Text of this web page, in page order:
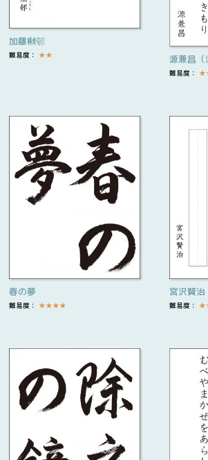
加藤楸邨
難易度： ★★ 源兼昌（
難易度： ★
春の夢
難易度： ★★★★
宮沢賢治
難易度： ★